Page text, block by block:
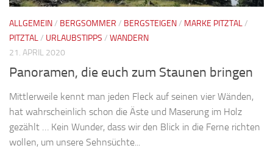
ALLGEMEIN/ BERGSOMMER / BERGSTEIGEN/ MARKE PITZTAL/
PITZTAL/ URLAUBSTIPPS / WANDERN
21. APRIL 2020
Panoramen, die euch zum Staunen bringen
Mittlerweile kennt man jeden Fleck auf seinen vier Wänden,
hat wahrscheinlich schon die Äste und Maserung im Holz
gezählt … Kein Wunder, dass wir den Blick in die Ferne richten
wollen, um unsere Sehnsüchte...